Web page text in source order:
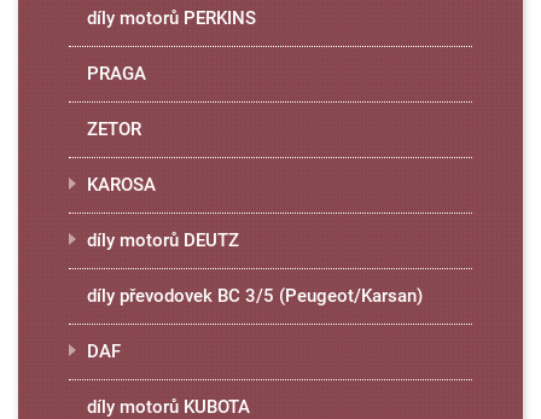
díly motorů PERKINS
PRAGA
ZETOR
KAROSA
díly motorů DEUTZ
díly převodovek BC 3/5 (Peugeot/Karsan)
DAF
díly motorů KUBOTA